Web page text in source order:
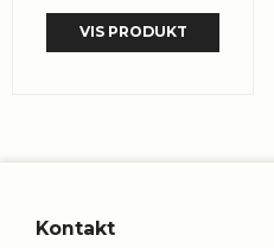
VIS PRODUKT
Kontakt